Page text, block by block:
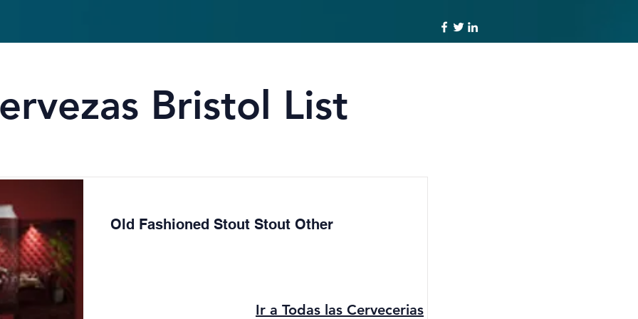
Bristol List
Old Fashioned Stout Stout Other
Ir a Todas las Cervecerias